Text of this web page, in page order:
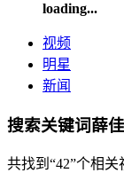
loading...
视频
明星
新闻
搜索关键词薛
共找到 “42”个相关